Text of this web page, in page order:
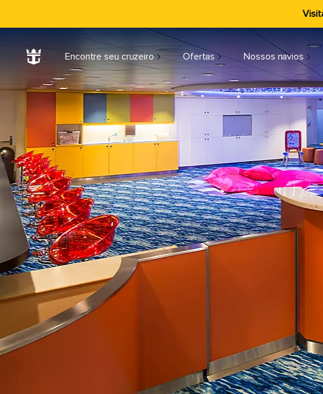
Encontre seu cruzeiro Ofertas Nossos navios